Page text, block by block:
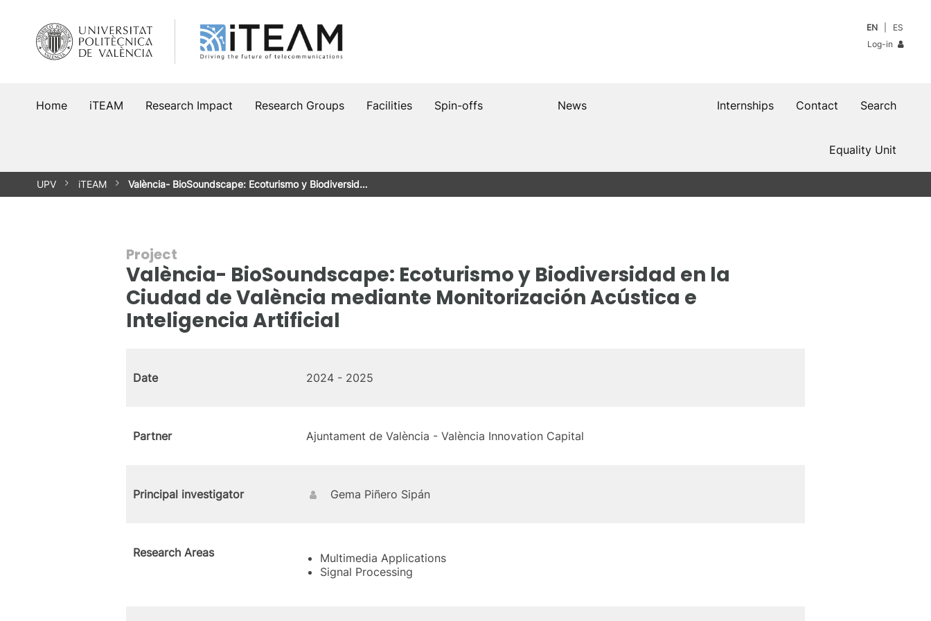
content
EN
ES
Log-in
Home iTEAM Research Impact Research Groups Facilities Spin-offs Search
Contact
Internships
News
Equality Unit
UPV iTEAM València- BioSoundscape: Ecoturismo y Biodiversid…
Project
València- BioSoundscape: Ecoturismo y Biodiversidad en la
Ciudad de València mediante Monitorización Acústica e
Inteligencia Artificial
Date 2024 - 2025
Partner Ajuntament de València - València Innovation Capital
Principal investigator Gema Piñero Sipán
Research Areas
Multimedia Applications
Signal Processing